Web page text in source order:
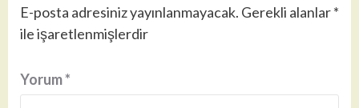
E-posta adresiniz yayınlanmayacak. Gerekli alanlar*
ile işaretlenmişlerdir
Yorum*